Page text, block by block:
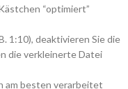
“optimiert”
1:10), deaktivieren Sie die
die verkleinerte Datei
am besten verarbeitet